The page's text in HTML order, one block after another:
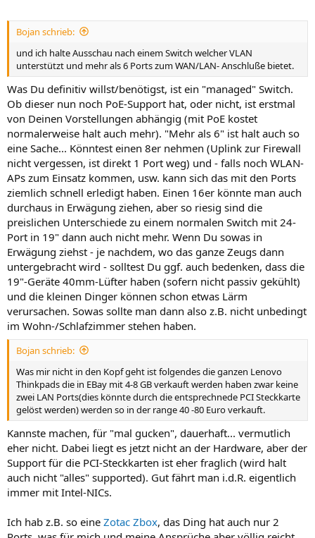
Bojan schrieb:
und ich halte Ausschau nach einem Switch welcher VLAN
unterstützt und mehr als 6 Ports zum WAN/LAN- Anschluße bietet.
Was Du definitiv willst/benötigst, ist ein "managed" Switch.
Ob dieser nun noch PoE-Support hat, oder nicht, ist erstmal
von Deinen Vorstellungen abhängig (mit PoE kostet
normalerweise halt auch mehr). "Mehr als 6" ist halt auch so
eine Sache... Könntest einen 8er nehmen (Uplink zur Firewall
nicht vergessen, ist direkt 1 Port weg) und - falls noch WLAN-
APs zum Einsatz kommen, usw. kann sich das mit den Ports
ziemlich schnell erledigt haben. Einen 16er könnte man auch
durchaus in Erwägung ziehen, aber so riesig sind die
preislichen Unterschiede zu einem normalen Switch mit 24-
Port in 19" dann auch nicht mehr. Wenn Du sowas in
Erwägung ziehst - je nachdem, wo das ganze Zeugs dann
untergebracht wird - solltest Du ggf. auch bedenken, dass die
19"-Geräte 40mm-Lüfter haben (sofern nicht passiv gekühlt)
und die kleinen Dinger können schon etwas Lärm
verursachen. Sowas sollte man dann also z.B. nicht unbedingt
im Wohn-/Schlafzimmer stehen haben.
Bojan schrieb:
Was mir nicht in den Kopf geht ist folgendes die ganzen Lenovo
Thinkpads die in EBay mit 4-8 GB verkauft werden haben zwar keine
zwei LAN Ports(dies könnte durch die entsprechnede PCI Steckkarte
gelöst werden) werden so in der range 40 -80 Euro verkauft.
Kannste machen, für "mal gucken", dauerhaft... vermutlich
eher nicht. Dabei liegt es jetzt nicht an der Hardware, aber der
Support für die PCI-Steckkarten ist eher fraglich (wird halt
auch nicht "alles" supported). Gut fährt man i.d.R. eigentlich
immer mit Intel-NICs.
Ich hab z.B. so eine Zotac Zbox, das Ding hat auch nur 2